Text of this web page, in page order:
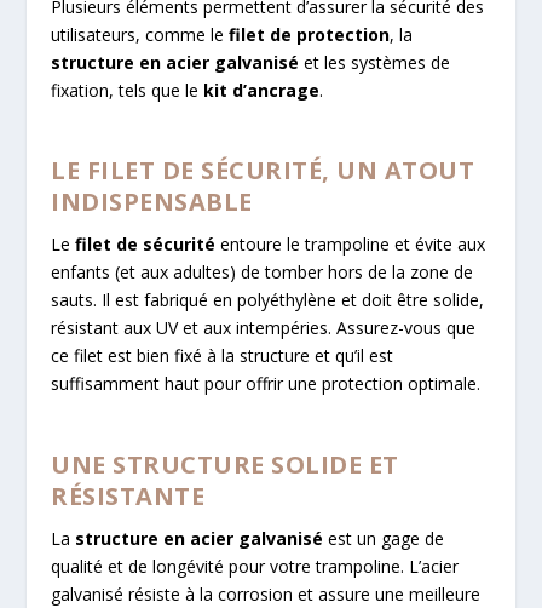
Plusieurs éléments permettent d’assurer la sécurité des
utilisateurs, comme lefilet de protection, la
structure en acier galvanisé et les systèmes de
fixation, tels que le kit d’ancrage.
LE FILET DE SÉCURITÉ, UN ATOUT
INDISPENSABLE
Lefilet de sécurité entoure le trampoline et évite aux
enfants (et aux adultes) de tomber hors de la zone de
sauts. Il est fabriqué en polyéthylène et doit être solide,
résistant aux UV et aux intempéries. Assurez-vous que
ce filet est bien fixé à la structure et qu’il est
suffisamment haut pour offrir une protection optimale.
UNE STRUCTURE SOLIDE ET
RÉSISTANTE
La structure en acier galvanisé est un gage de
qualité et de longévité pour votre trampoline. L’acier
galvanisé résiste à la corrosion et assure une meilleure